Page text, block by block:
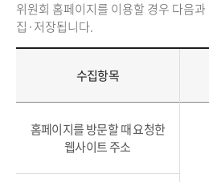
위원회 홈페이지를 이용할 경우 다음
집·저장됩니다.
수집항목
홈페이지를 방문할 때 요청한
웹사이트 주소